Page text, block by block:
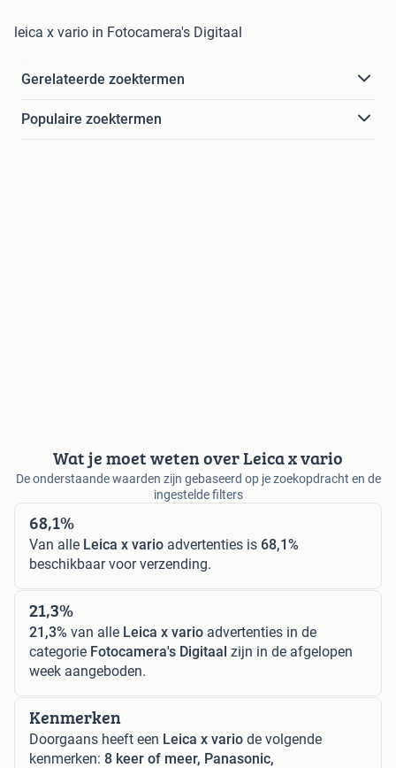
leica x vario in Fotocamera's Digitaal
Gerelateerde zoektermen
Populaire zoektermen
Wat je moet weten over Leica x vario
De onderstaande waarden zijn gebaseerd op je zoekopdracht en de
ingestelde filters
68,1%
Van alle Leica x vario advertenties is 68,1%
beschikbaar voor verzending.
21,3%
21,3% van alle Leica x vario advertenties in de
categorie Fotocamera's Digitaal zijn in de afgelopen
week aangeboden.
Kenmerken
Doorgaans heeft een Leica x vario de volgende
kenmerken: 8 keer of meer, Panasonic,